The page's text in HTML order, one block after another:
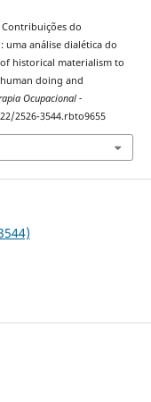
Contribuições do
análise dialética do
historical materialism to
doing and
Ocupacional -
2526-3544.rbto9655